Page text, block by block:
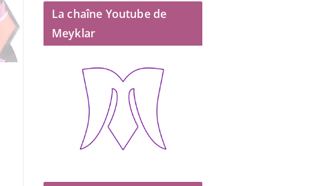
La chaîne Youtube de
Meyklar